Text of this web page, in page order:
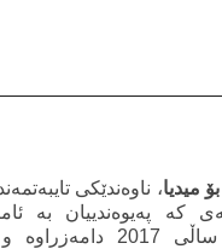
میدیا، ناوەندێکی
کە پەیوەندییان بە